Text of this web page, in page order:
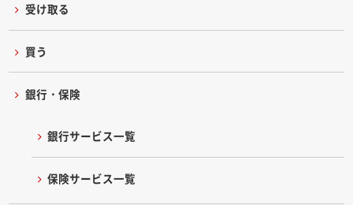
受け取る
買う
銀行・保険
銀行サービス一覧
保険サービス一覧